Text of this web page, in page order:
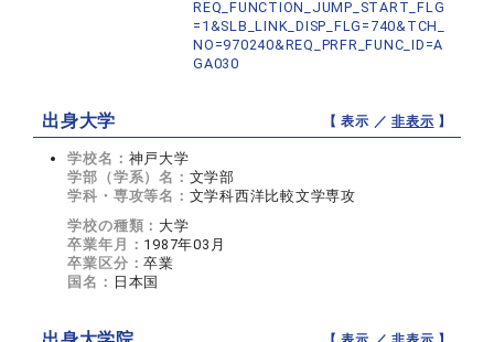
REQ_FUNCTION_JUMP_START_FLG
=1&SLB_LINK_DISP_FLG=740&TCH_
NO=970240&REQ_PRFR_FUNC_ID=A
GA030
出身大学 【 表示 ／非表示 】
学校名： 神戸大学
学部（学系）名： 文学部
学科・専攻等名： 文学科西洋比較文学専攻
学校の種類： 大学
卒業年月： 1987年03月
卒業区分：卒業
国名： 日本国